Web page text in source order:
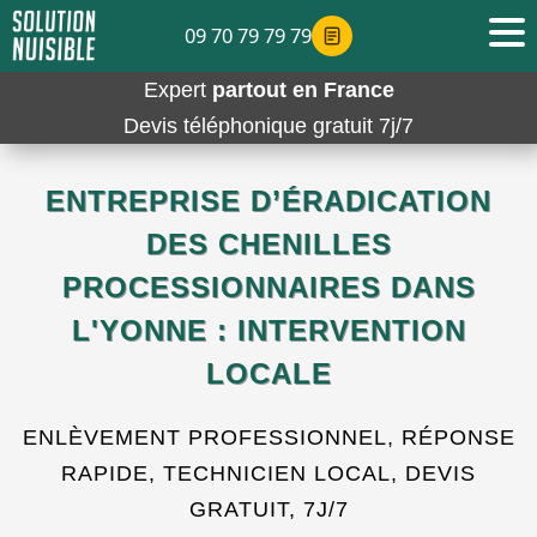
Expert partout en France
Devis téléphonique gratuit 7j/7
ENTREPRISE D’ÉRADICATION
DES CHENILLES
PROCESSIONNAIRES DANS
L'YONNE : INTERVENTION
LOCALE
ENLÈVEMENT PROFESSIONNEL, RÉPONSE
RAPIDE, TECHNICIEN LOCAL, DEVIS
GRATUIT, 7J/7
09 70 79 79 79